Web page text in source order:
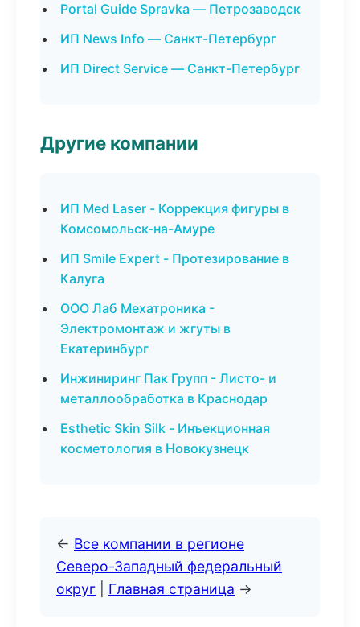
Portal Guide Spravka — Петрозаводск
ИП News Info — Санкт-Петербург
ИП Direct Service — Санкт-Петербург
Другие компании
ИП Med Laser - Коррекция фигуры в
Комсомольск-на-Амуре
ИП Smile Expert - Протезирование в
Калуга
ООО Лаб Мехатроника -
Электромонтаж и жгуты в
Екатеринбург
Инжиниринг Пак Групп - Листо- и
металлообработка в Краснодар
Esthetic Skin Silk - Инъекционная
косметология в Новокузнецк
← Все компании в регионе
Северо-Западный федеральный
округ
Главная страница →